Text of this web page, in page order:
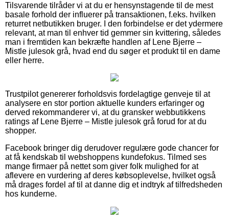
Tilsvarende tilråder vi at du er hensynstagende til de mest
basale forhold der influerer på transaktionen, f.eks. hvilken
returret netbutikken bruger. I den forbindelse er det ydermere
relevant, at man til enhver tid gemmer sin kvittering, således
man i fremtiden kan bekræfte handlen af Lene Bjerre –
Mistle julesok grå, hvad end du søger et produkt til en dame
eller herre.
Trustpilot genererer forholdsvis fordelagtige genveje til at
analysere en stor portion aktuelle kunders erfaringer og
derved rekommanderer vi, at du gransker webbutikkens
ratings af Lene Bjerre – Mistle julesok grå forud for at du
shopper.
Facebook bringer dig derudover regulære gode chancer for
at få kendskab til webshoppens kundefokus. Tilmed ses
mange firmaer på nettet som giver folk mulighed for at
aflevere en vurdering af deres købsoplevelse, hvilket også
må drages fordel af til at danne dig et indtryk af tilfredsheden
hos kunderne.